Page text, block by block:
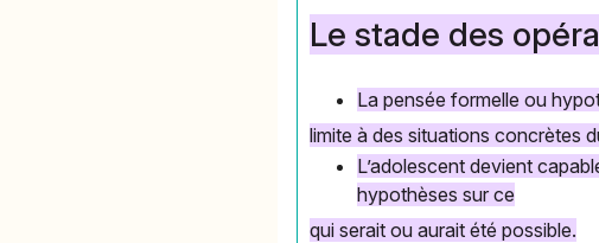
Le stade des
La pensée formelle ou
limite à des situations concrètes
L’adolescent devient
hypothèses sur ce
qui serait ou aurait été possible.